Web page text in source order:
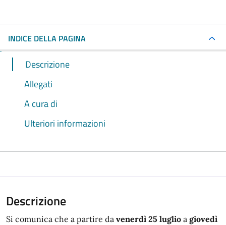
INDICE DELLA PAGINA
Descrizione
Allegati
A cura di
Ulteriori informazioni
Descrizione
Si comunica che a partire da venerdì 25 luglio a giovedì